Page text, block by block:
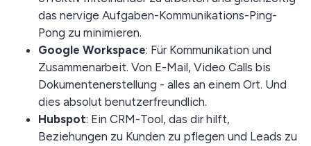
das nervige Aufgaben-Kommunikations-Ping-
Pong zu minimieren.
Google Workspace: Für Kommunikation und
Zusammenarbeit. Von E-Mail, Video Calls bis
Dokumentenerstellung - alles an einem Ort. Und
dies absolut benutzerfreundlich.
Hubspot: Ein CRM-Tool, das dir hilft,
Beziehungen zu Kunden zu pflegen und Leads zu